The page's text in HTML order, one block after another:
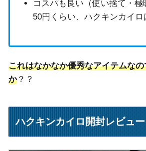
コスパも良い（使い捨て・極
50円くらい、ハクキンカイロ
これはなかなか優秀なアイテムな
か？？
ハクキンカイロ開封レビュー